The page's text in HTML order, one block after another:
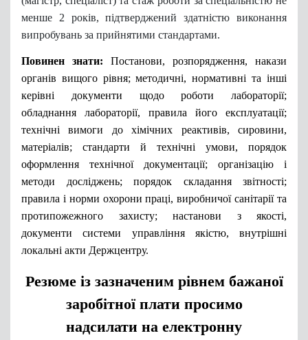
менше 2 років, підтверджений здатністю виконання
випробувань за прийнятими стандартами.
Повинен знати: Постанови, розпорядження, накази
органів вищого рівня; методичні, нормативні та інші
керівні документи щодо роботи лабораторії;
обладнання лабораторії, правила його експлуатації;
технічні вимоги до хімічних реактивів, сировини,
матеріалів; стандарти й технічні умови, порядок
оформлення технічної документації; організацію і
методи досліджень; порядок складання звітності;
правила і норми охорони праці, виробничої санітарії та
протипожежного захисту; настанови з якості,
документи сиcтеми управління якістю, внутрішні
локальні акти Держцентру.
Резюме із зазначеним рівнем бажаної
заробітної плати просимо
надсилати на електронну